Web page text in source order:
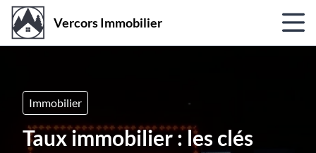
Vercors Immobilier
Immobilier
Taux immobilier : les clés